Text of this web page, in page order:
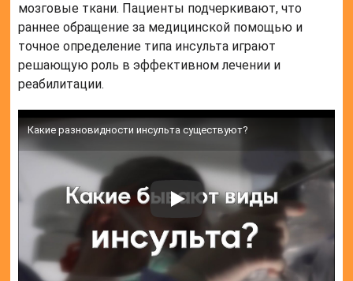
мозговые ткани. Пациенты подчеркивают, что
раннее обращение за медицинской помощью и
точное определение типа инсульта играют
решающую роль в эффективном лечении и
реабилитации.
Какие разновидности инсульта существуют?